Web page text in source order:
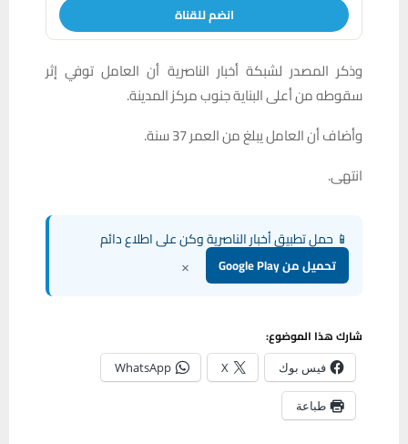
انضم للقناة
وذكر المصدر لشبكة أخبار الناصرية أن العامل توفي إثر
سقوطه من أعلى البناية جنوب مركز المدينة.
وأضاف أن العامل يبلغ من العمر 37 سنة.
انتهى.
📱 حمل تطبيق أخبار الناصرية وكن على اطلاع دائم
تحميل من Google Play ×
شارك هذا الموضوع:
فيس بوك X
WhatsApp
طباعة